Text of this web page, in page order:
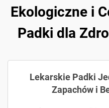
Ekologiczne i
Padki dla
Lekarskie Padki
Zapachów i